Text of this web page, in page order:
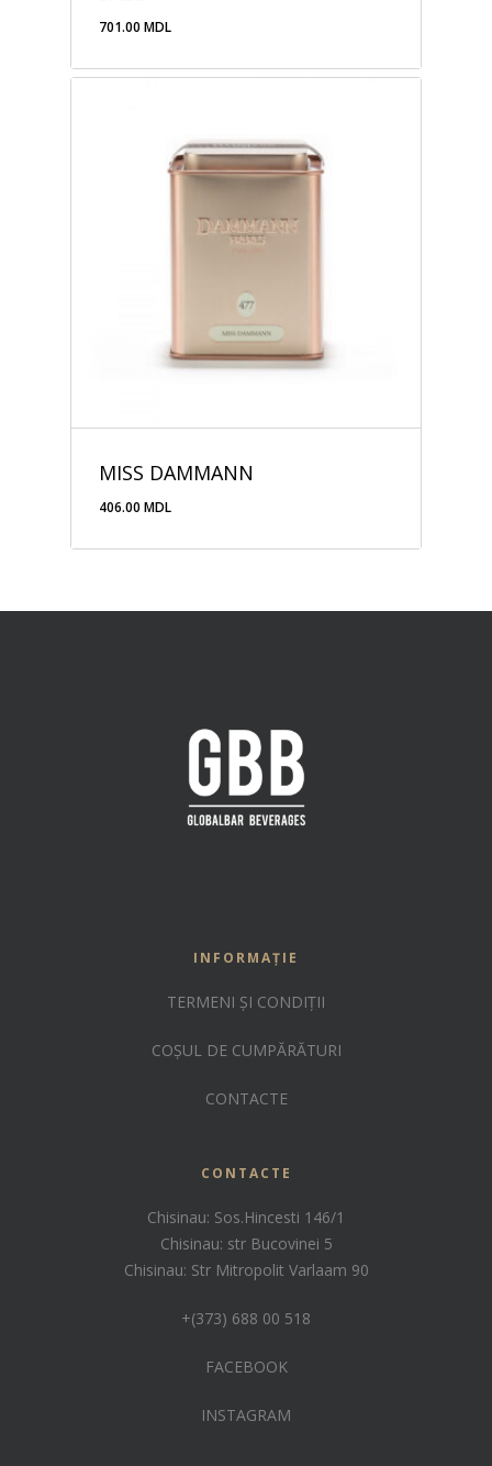
701.00 MDL
MISS DAMMANN
406.00 MDL
INFORMAȚIE
TERMENI ȘI CONDIȚII
COȘUL DE CUMPĂRĂTURI
CONTACTE
CONTACTE
Chisinau: Sos.Hincesti 146/1
Chisinau: str Bucovinei 5
Chisinau: Str Mitropolit Varlaam 90
+(373) 688 00 518
FACEBOOK
INSTAGRAM